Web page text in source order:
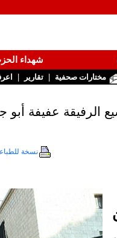
شهداء
مختارات صحفية | تقارير |
الرفيقة عفيفة أبو
نسخة